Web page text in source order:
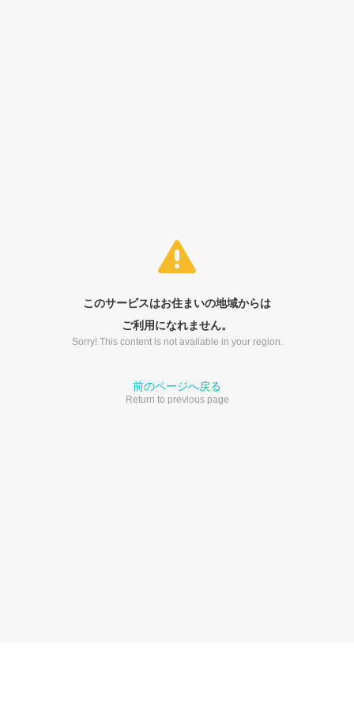
このサービスはお住まいの地域からは
ご利用になれません。
Sorry! This content is not available in your region.
前のページへ戻る
Return to previous page